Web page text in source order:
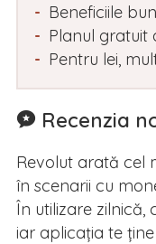
Beneficiile
Planul gratuit
Pentru lei,
Recenzia
Revolut arată cel
în scenarii cu
În utilizare
iar aplicația te